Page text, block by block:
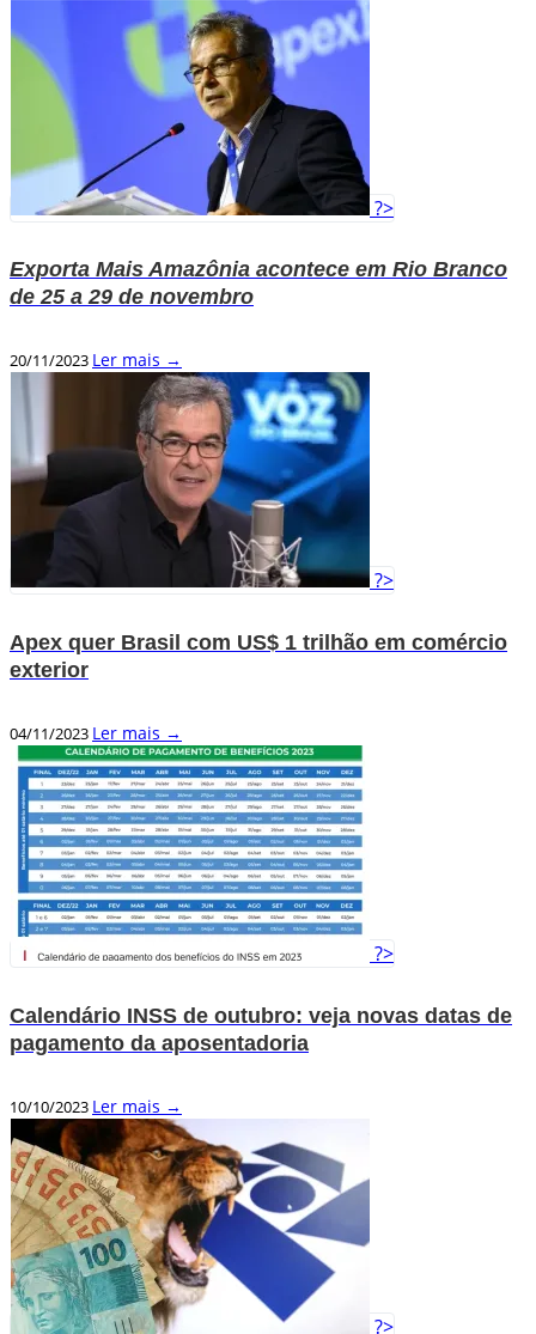
?>
Exporta Mais Amazônia acontece em Rio Branco
de 25 a 29 de novembro
20/11/2023 Ler mais →
?>
Apex quer Brasil com US$ 1 trilhão em comércio
exterior
04/11/2023 Ler mais →
?>
Calendário INSS de outubro: veja novas datas de
pagamento da aposentadoria
10/10/2023 Ler mais →
?>